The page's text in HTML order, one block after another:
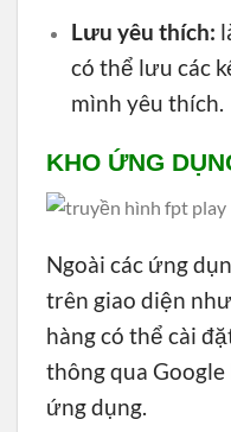
Lưu yêu thích:
có thể lưu các
mình yêu thích.
KHO ỨNG
Ngoài các ứng
trên giao diện
hàng có thể cài
thông qua
ứng dụng.